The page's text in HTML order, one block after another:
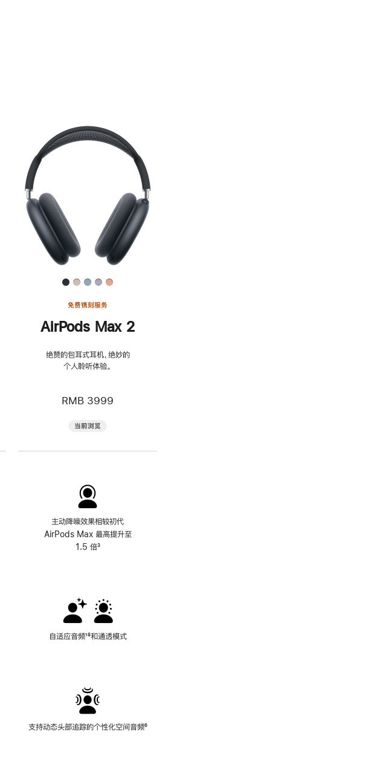
免费镌刻服务
AirPods Max 2
绝赞的包耳式耳机，绝妙的
个人聆听体验。
RMB 3999
当前浏览
主动降噪效果相较初代
AirPods Max 最高提升至
1.5 倍脚
³
自适应音频脚
¹⁸和通透模式
支持动态头部追踪的个性化空间音频脚
⁶